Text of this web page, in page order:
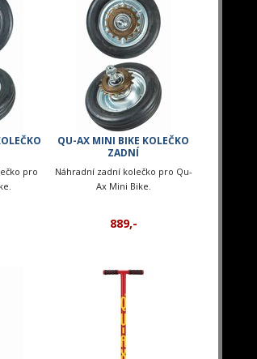
pro
QU-AX MINI BIKE KOLEČKO
ZADNÍ
Náhradní zadní kolečko pro Qu-
Ax Mini Bike.
889,-